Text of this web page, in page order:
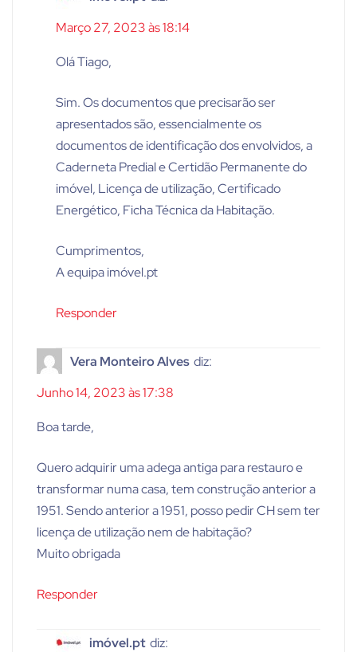
Março 27, 2023 às 18:14
Olá Tiago,
Sim. Os documentos que precisarão ser
apresentados são, essencialmente os
documentos de identificação dos envolvidos, a
Caderneta Predial e Certidão Permanente do
imóvel, Licença de utilização, Certificado
Energético, Ficha Técnica da Habitação.
Cumprimentos,
A equipa imóvel.pt
Responder
Vera Monteiro Alves diz:
Junho 14, 2023 às 17:38
Boa tarde,
Quero adquirir uma adega antiga para restauro e
transformar numa casa, tem construção anterior a
1951. Sendo anterior a 1951, posso pedir CH sem ter
licença de utilização nem de habitação?
Muito obrigada
Responder
imóvel.pt diz: